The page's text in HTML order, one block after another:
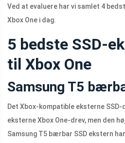
Ved at evaluere har vi samlet 4
Xbox One i dag.
5 bedste SSD-
til Xbox One
Samsung T5
Det Xbox-kompatible eksterne
eksterne Xbox One-drev, men den
Samsung T5 bærbar SSD ekstern